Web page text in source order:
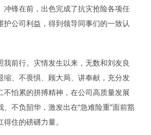
冲锋在前，出色完成了抗灾抢险各项任
护公司利益，得到领导同事们的一致认
我前行。灾情发生以来，无数和刘友良
缩、不畏惧、顾大局、讲奉献，充分发
不怕累的拼搏精神，在公司高质量发展
、不负韶华，激发出在“急难险重”面前豁
住的磅礴力量。